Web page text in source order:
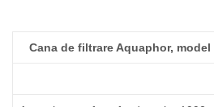
Cana de filtrare Aquaphor,